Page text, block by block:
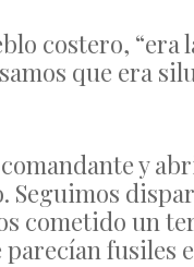
costero,
que era
y
cometido un
fusiles